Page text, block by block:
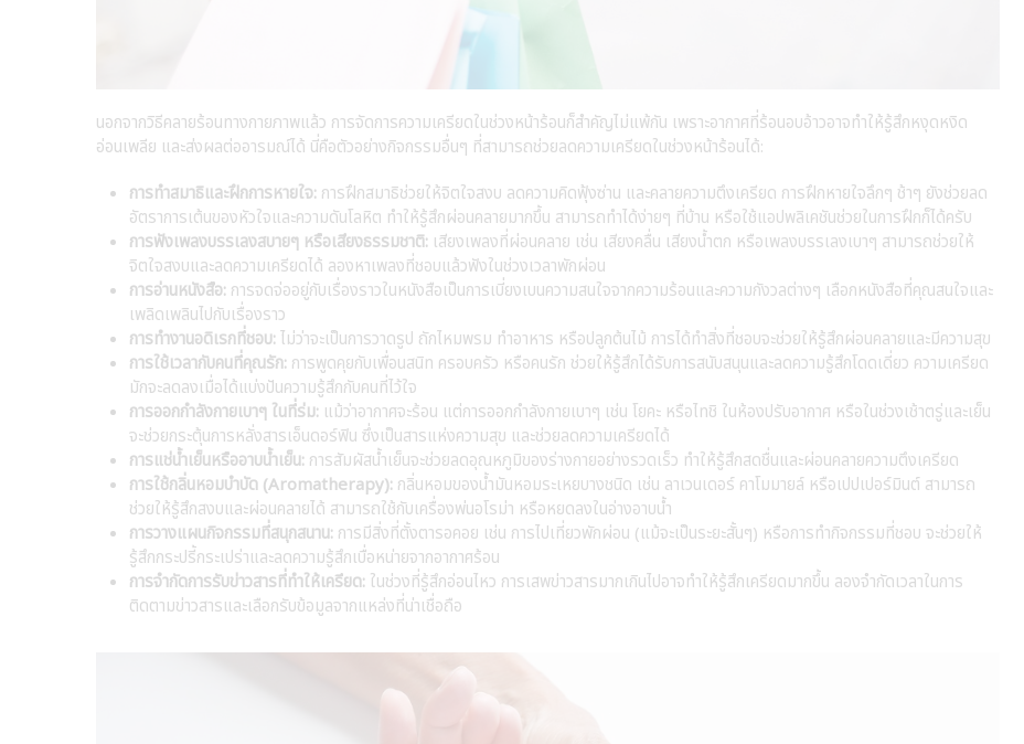
นอกจากวิธีคลายร้อนทางกายภาพแล้ว การจัดการความเครียดในช่วงหน้าร้อนก็สำคัญไม่แพ้กัน เพราะอากาศที่ร้อนอบอ้าวอาจทำให้รู้สึกหงุดหงิด
อ่อนเพลีย และส่งผลต่ออารมณ์ได้ นี่คือตัวอย่างกิจกรรมอื่นๆ ที่สามารถช่วยลดความเครียดในช่วงหน้าร้อนได้:
การทำสมาธิและฝึกการหายใจ: การฝึกสมาธิช่วยให้จิตใจสงบ ลดความคิดฟุ้งซ่าน และคลายความตึงเครียด การฝึกหายใจลึกๆ ช้าๆ ยังช่วยลด
อัตราการเต้นของหัวใจและความดันโลหิต ทำให้รู้สึกผ่อนคลายมากขึ้น สามารถทำได้ง่ายๆ ที่บ้าน หรือใช้แอปพลิเคชันช่วยในการฝึกก็ได้ครับ
การฟังเพลงบรรเลงสบายๆ หรือเสียงธรรมชาติ: เสียงเพลงที่ผ่อนคลาย เช่น เสียงคลื่น เสียงน้ำตก หรือเพลงบรรเลงเบาๆ สามารถช่วยให้
จิตใจสงบและลดความเครียดได้ ลองหาเพลงที่ชอบแล้วฟังในช่วงเวลาพักผ่อน
การอ่านหนังสือ: การจดจ่ออยู่กับเรื่องราวในหนังสือเป็นการเบี่ยงเบนความสนใจจากความร้อนและความกังวลต่างๆ เลือกหนังสือที่คุณสนใจและ
เพลิดเพลินไปกับเรื่องราว
การทำงานอดิเรกที่ชอบ:ไม่ว่าจะเป็นการวาดรูป ถักไหมพรม ทำอาหาร หรือปลูกต้นไม้ การได้ทำสิ่งที่ชอบจะช่วยให้รู้สึกผ่อนคลายและมีความสุข
การใช้เวลากับคนที่คุณรัก: การพูดคุยกับเพื่อนสนิท ครอบครัว หรือคนรัก ช่วยให้รู้สึกได้รับการสนับสนุนและลดความรู้สึกโดดเดี่ยว ความเครียด
มักจะลดลงเมื่อได้แบ่งปันความรู้สึกกับคนที่ไว้ใจ
การออกกำลังกายเบาๆ ในที่ร่ม: แม้ว่าอากาศจะร้อน แต่การออกกำลังกายเบาๆ เช่น โยคะ หรือไทชิ ในห้องปรับอากาศ หรือในช่วงเช้าตรู่และเย็น
จะช่วยกระตุ้นการหลั่งสารเอ็นดอร์ฟิน ซึ่งเป็นสารแห่งความสุข และช่วยลดความเครียดได้
การแช่น้ำเย็นหรืออาบน้ำเย็น: การสัมผัสน้ำเย็นจะช่วยลดอุณหภูมิของร่างกายอย่างรวดเร็ว ทำให้รู้สึกสดชื่นและผ่อนคลายความตึงเครียด
การใช้กลิ่นหอมบำบัด (Aromatherapy): กลิ่นหอมของน้ำมันหอมระเหยบางชนิด เช่น ลาเวนเดอร์ คาโมมายล์ หรือเปปเปอร์มินต์ สามารถ
ช่วยให้รู้สึกสงบและผ่อนคลายได้ สามารถใช้กับเครื่องพ่นอโรม่า หรือหยดลงในอ่างอาบน้ำ
การวางแผนกิจกรรมที่สนุกสนาน: การมีสิ่งที่ตั้งตารอคอย เช่น การไปเที่ยวพักผ่อน (แม้จะเป็นระยะสั้นๆ) หรือการทำกิจกรรมที่ชอบ จะช่วยให้
รู้สึกกระปรี้กระเปร่าและลดความรู้สึกเบื่อหน่ายจากอากาศร้อน
การจำกัดการรับข่าวสารที่ทำให้เครียด: ในช่วงที่รู้สึกอ่อนไหว การเสพข่าวสารมากเกินไปอาจทำให้รู้สึกเครียดมากขึ้น ลองจำกัดเวลาในการ
ติดตามข่าวสารและเลือกรับข้อมูลจากแหล่งที่น่าเชื่อถือ